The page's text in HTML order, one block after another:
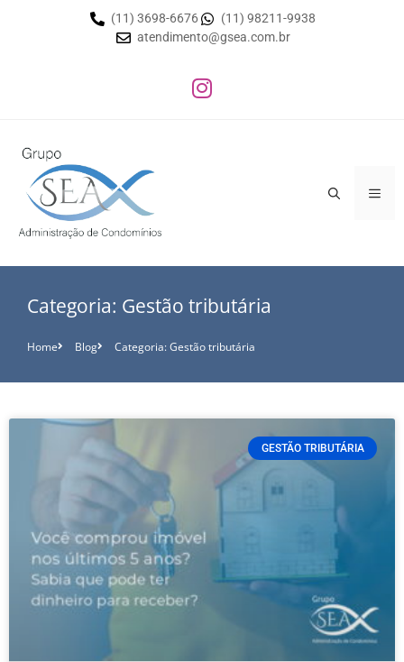
(11) 3698-6676
(11) 98211-9938
atendimento@gsea.com.br
Categoria: Gestão tributária
Home Blog Categoria: Gestão tributária
GESTÃO TRIBUTÁRIA